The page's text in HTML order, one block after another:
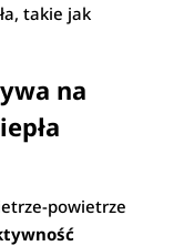
takie jak
na
powietrze